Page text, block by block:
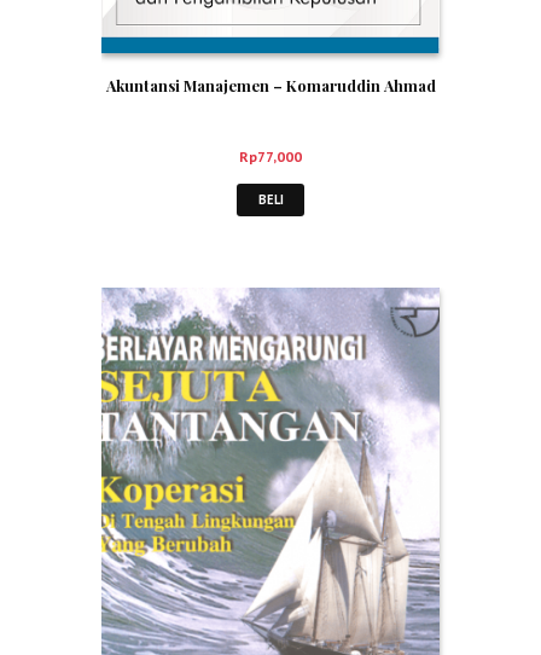
Akuntansi Manajemen – Komaruddin Ahmad
Rp77,000
BELI